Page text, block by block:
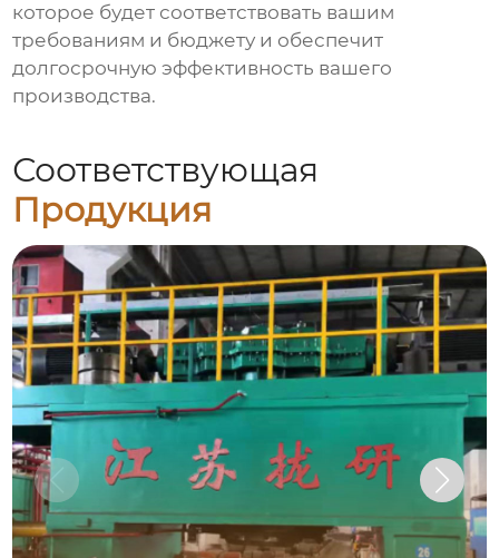
которое будет соответствовать вашим
требованиям и бюджету и обеспечит
долгосрочную эффективность вашего
производства.
Соответствующая
Продукция